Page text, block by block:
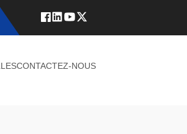
CONTACTEZ-NOUS